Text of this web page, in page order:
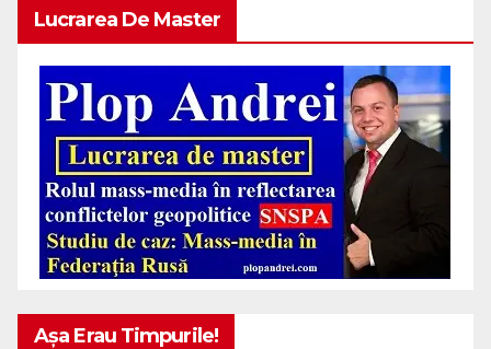
Lucrarea De Master
Așa Erau Timpurile!